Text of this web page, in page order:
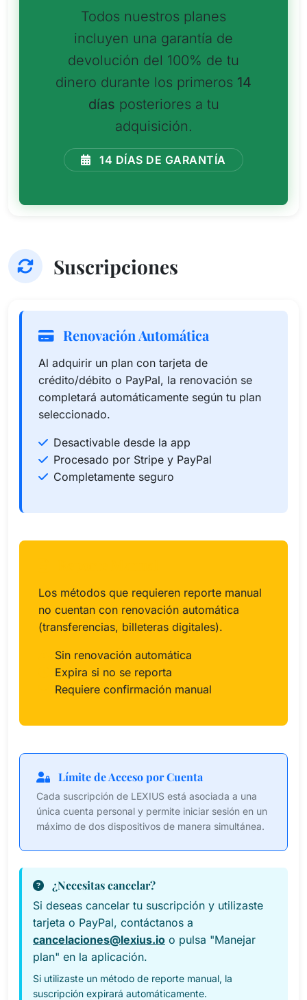
Todos nuestros planes
incluyen una garantía de
devolución del 100% de tu
dinero durante los primeros 14
días posteriores a tu
adquisición.
14 DÍAS DE GARANTÍA
Suscripciones
Renovación Automática
Al adquirir un plan con tarjeta de
crédito/débito o PayPal, la renovación se
completará automáticamente según tu plan
seleccionado.
Desactivable desde la app
Procesado por Stripe y PayPal
Completamente seguro
Los métodos que requieren reporte manual
no cuentan con renovación automática
(transferencias, billeteras digitales).
Sin renovación automática
Expira si no se reporta
Requiere confirmación manual
Límite de Acceso por Cuenta
Cada suscripción de LEXIUS está asociada a una
única cuenta personal y permite iniciar sesión en un
máximo de dos dispositivos de manera simultánea.
¿Necesitas cancelar?
Si deseas cancelar tu suscripción y utilizaste
tarjeta o PayPal, contáctanos a
cancelaciones@lexius.io o pulsa "Manejar
plan" en la aplicación.
Si utilizaste un método de reporte manual, la
suscripción expirará automáticamente.